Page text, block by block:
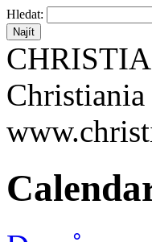
Hledat: